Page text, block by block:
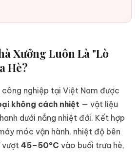
Xưởng Luôn Là "Lò
Hè?
công nghiệp tại Việt Nam được
không cách nhiệt — vật liệu
dưới nắng nhiệt đới. Kết hợp
móc vận hành, nhiệt độ bên
vượt 45–50°C vào buổi trưa hè,